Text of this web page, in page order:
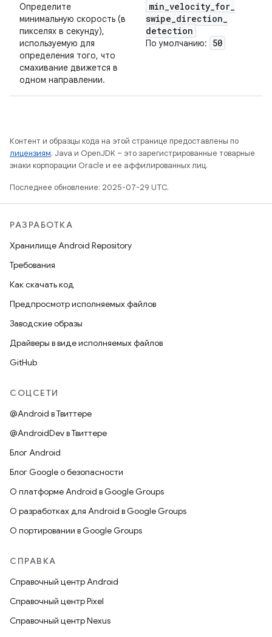
Определите
минимальную скорость (в
пикселях в секунду),
используемую для
определения того, что
смахивание движется в
одном направлении.
min_velocity_for_
swipe_direction_
detection
По умолчанию: 50
Контент и образцы кода на этой странице предоставлены по
лицензиям. Java и OpenJDK – это зарегистрированные товарные
знаки корпорации Oracle и ее аффилированных лиц.
Последнее обновление: 2025-07-29 UTC.
РАЗРАБОТКА
Хранилище Android Repository
Требования
Как скачать код
Предпросмотр исполняемых файлов
Заводские образы
Драйверы в виде исполняемых файлов
GitHub
СОЦСЕТИ
@Android в Твиттере
@AndroidDev в Твиттере
Блог Android
Блог Google о безопасности
О платформе Android в Google Groups
О разработках для Android в Google Groups
О портировании в Google Groups
СПРАВКА
Справочный центр Android
Справочный центр Pixel
Справочный центр Nexus